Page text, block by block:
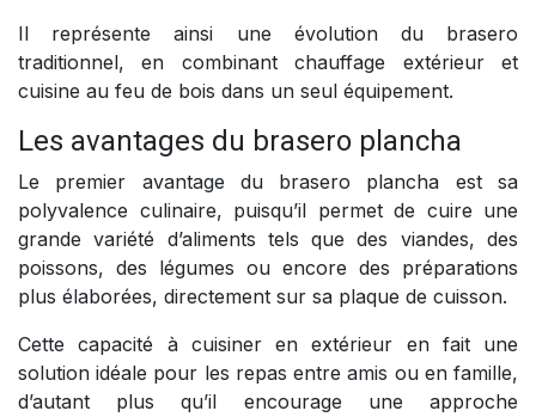
Il représente ainsi une évolution du brasero
traditionnel, en combinant chauffage extérieur et
cuisine au feu de bois dans un seul équipement.
Les avantages du brasero plancha
Le premier avantage du brasero plancha est sa
polyvalence culinaire, puisqu’il permet de cuire une
grande variété d’aliments tels que des viandes, des
poissons, des légumes ou encore des préparations
plus élaborées, directement sur sa plaque de cuisson.
Cette capacité à cuisiner en extérieur en fait une
solution idéale pour les repas entre amis ou en famille,
d’autant plus qu’il encourage une approche